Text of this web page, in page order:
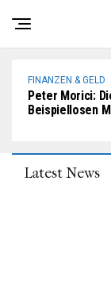
NHS-Daten, Um
Einzustellen
FINANZEN & GELD
Peter Morici:
Beispiellosen
Latest News